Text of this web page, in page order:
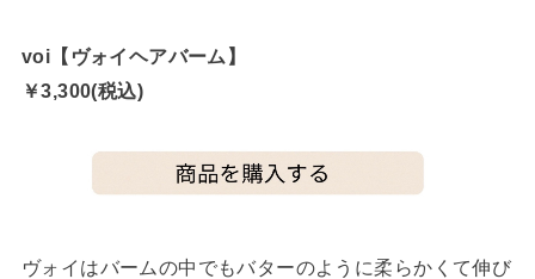
voi【ヴォイヘアバーム】
￥3,300(税込)
ヴォイはバームの中でもバターのように柔らかくて伸び